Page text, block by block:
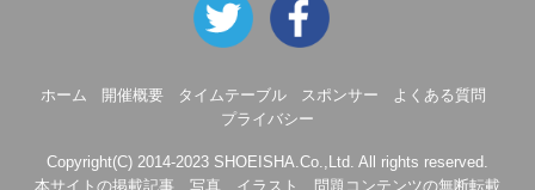
ホーム 開催概要 タイムテーブル スポンサー
よくある質問
プライバシー
Copyright(C) 2014-2023 SHOEISHA.Co.,Ltd. All rights reserved.
本サイトの掲載記事、写真、イラスト、問題コンテンツの無断転載